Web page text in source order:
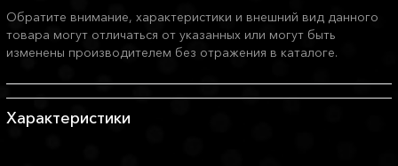
Обратите внимание, характеристики и внешний вид данного
товара могут отличаться от указанных или могут быть
изменены производителем без отражения в каталоге.
Характеристики